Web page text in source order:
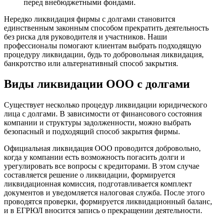
перед внебюджетными фондами.
Нередко ликвидация фирмы с долгами становится
единственным законным способом прекратить деятельность
без риска для руководителя и участников. Наши
профессионалы помогают клиентам выбрать подходящую
процедуру ликвидации, будь то добровольная ликвидация,
банкротство или альтернативный способ закрытия.
Виды ликвидации ООО с долгами
Существует несколько процедур ликвидации юридического
лица с долгами. В зависимости от финансового состояния
компании и структуры задолженности, можно выбрать
безопасный и подходящий способ закрытия фирмы.
Официальная ликвидация ООО проводится добровольно,
когда у компании есть возможность погасить долги и
урегулировать все вопросы с кредиторами. В этом случае
составляется решение о ликвидации, формируется
ликвидационная комиссия, подготавливается комплект
документов и уведомляется налоговая служба. После этого
проводятся проверки, формируется ликвидационный баланс,
и в ЕГРЮЛ вносится запись о прекращении деятельности.